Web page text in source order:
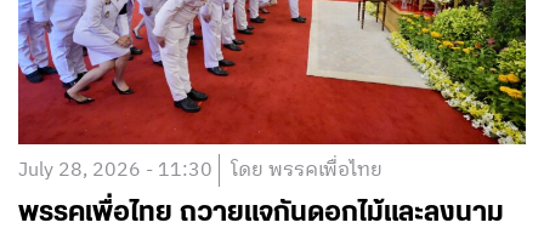
July 28, 2026 - 11:30 โดย พรรคเพื่อไทย
พรรคเพื่อไทย ถวายแจกันดอกไม้และลงนาม